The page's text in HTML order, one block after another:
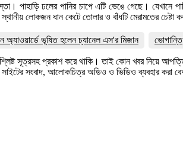
পাহাড়ি ঢলের পানির চাপে এটি ভেঙে গেছে। যেখানে
লোকজন ধান কেটে তোলার ও বাঁধটি মেরামতের চেষ্টা
অ্যাওয়ার্ডে ভূষিত হলেন চ্যানেল এস'র মিজান ভোগান্তি
সূত্রসহ প্রকাশ করে থাকি। তাই কোন খবর নিয়ে
সংবাদ, আলোকচিত্র অডিও ও ভিডিও ব্যবহার করা